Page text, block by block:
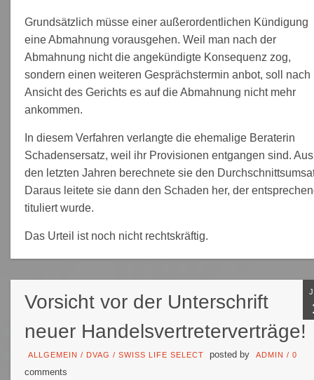
Grundsätzlich müsse einer außerordentlichen Kündigung
eine Abmahnung vorausgehen. Weil man nach der
Abmahnung nicht die angekündigte Konsequenz zog,
sondern einen weiteren Gesprächstermin anbot, soll nach
Ansicht des Gerichts es auf die Abmahnung nicht mehr
ankommen.
In diesem Verfahren verlangte die ehemalige Beraterin
Schadensersatz, weil ihr Provisionen entgangen sind. Aus
den letzten Jahren berechnete sie den
Daraus leitete sie dann den Schaden her, der
tituliert wurde.
Das Urteil ist noch nicht rechtskräftig.
Vorsicht vor der Unterschrift
neuer Handelsvertreterverträge!
ALLGEMEIN / DVAG / SWISS LIFE SELECT posted by ADMIN / 0
comments